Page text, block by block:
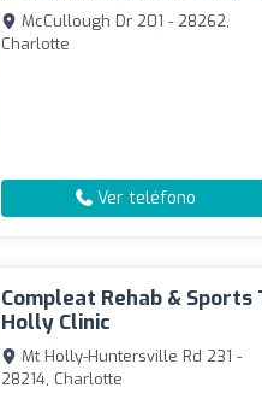
McCullough Dr 201 - 28262,
Charlotte
Ver teléfono
Compleat Rehab &
Holly Clinic
Mt Holly-Huntersville Rd 231 -
28214, Charlotte